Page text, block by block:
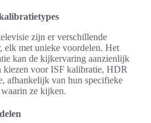
zijn er verschillende
elk met unieke voordelen. Het
kan de kijkervaring aanzienlijk
kiezen voor ISF kalibratie, HDR
afhankelijk van hun specifieke
ze kijken.